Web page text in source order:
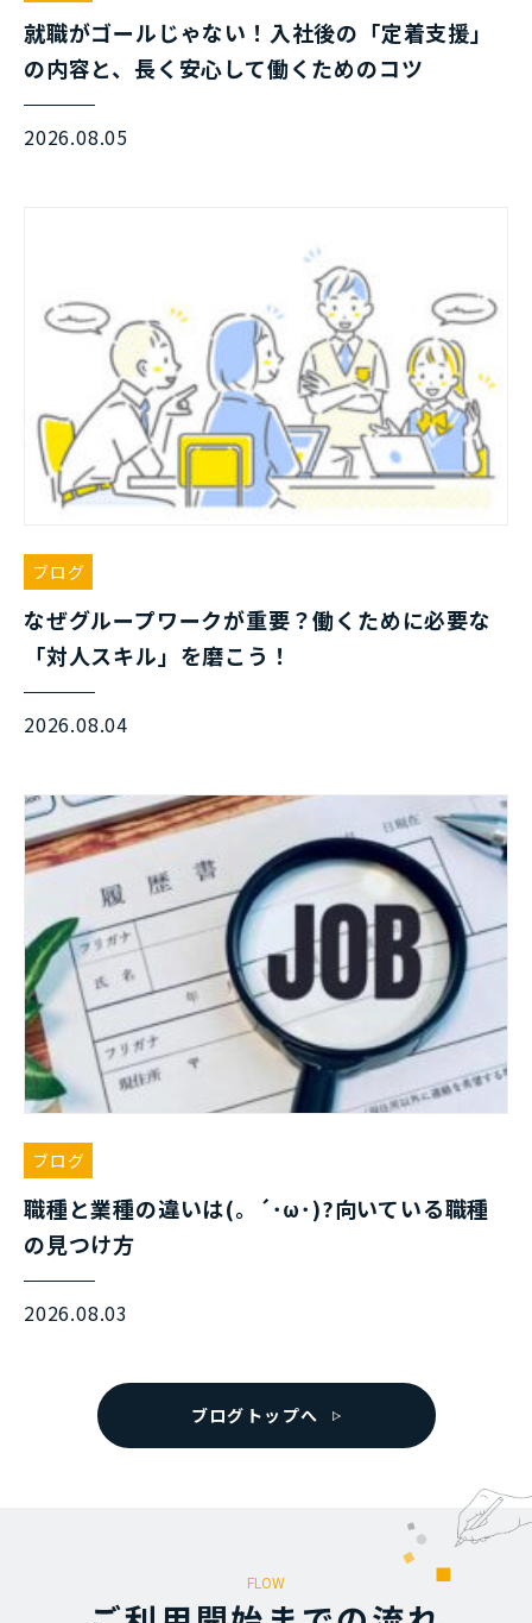
就職がゴールじゃない！入社後の「定着支援」
の内容と、長く安心して働くためのコツ
2026.08.05
ブログ
なぜグループワークが重要？働くために必要な
「対人スキル」を磨こう！
2026.08.04
ブログ
職種と業種の違いは(。´･ω･)?向いている職種
の見つけ方
2026.08.03
ブログトップへ
FLOW